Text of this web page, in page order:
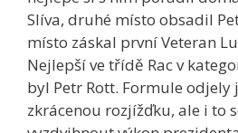
Slíva, druhé místo obsadil
místo záskal první Veteran
Nejlepší ve třídě Rac v
byl Petr Rott. Formule odjely
zkrácenou rozjížďku, ale i to